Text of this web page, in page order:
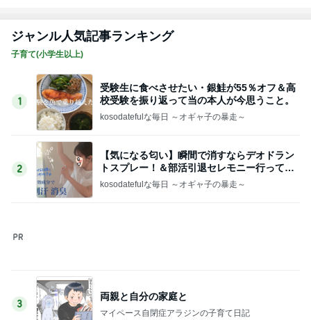
ジャンル人気記事ランキング
子育て(小学生以上)
1
受験生に食べさせたい・銀鮭が55％オフ＆高
校受験を振り返って当の本人が今思うこと。
kosodatefulな毎日 ～オギャ子の暴走～
2
【気になる匂い】瞬間で消すならデオドラン
トスプレー！＆部活引退セレモニー行ってき
た
kosodatefulな毎日 ～オギャ子の暴走～
3
両親と自分の家庭と
マイペース自閉症アラジンの子育て日記